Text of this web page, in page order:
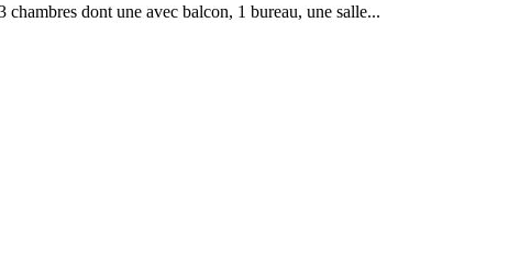
dont une avec balcon, 1 bureau, une salle...